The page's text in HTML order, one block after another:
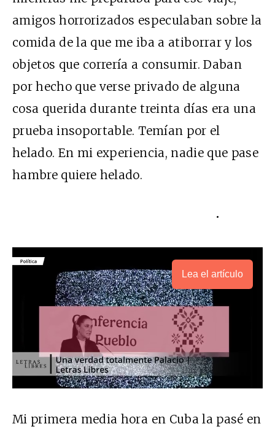
amigos horrorizados especulaban sobre la
comida de la que me iba a atiborrar y los
objetos que correría a consumir. Daban
por hecho que verse privado de alguna
cosa querida durante treinta días era una
prueba insoportable. Temían por el
helado. En mi experiencia, nadie que pase
hambre quiere helado.
•
Lea el artículo
Mi primera media hora en Cuba la pasé en